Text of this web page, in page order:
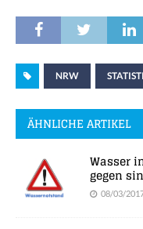
NRW
ÄHNLICHE ARTIKEL
Wasser
gegen
08/03/